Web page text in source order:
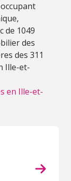
de 1049
des
des 311
Ille-et-
en Ille-et-